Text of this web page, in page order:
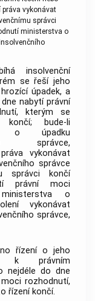
práva vykonávat
správci
ministerstva o
insolvenční
se řeší jeho
úpadek, a
nabytí právní
kterým se
bude-li
o úpadku
správce,
vykonávat
správce
správci končí
právní moci
o
vykonávat
správce,
řízení o jeho
k právním
nejdéle do dne
rozhodnutí,
řízení končí.